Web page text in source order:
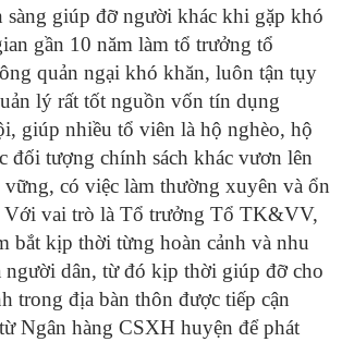
sàng giúp đỡ người khác khi gặp khó
gần 10 năm làm tổ trưởng tổ
quản ngại khó khăn, luôn tận tụy
lý rất tốt nguồn vốn tín dụng
giúp nhiều tổ viên là hộ nghèo, hộ
đối tượng chính sách khác vươn lên
vững, có việc làm thường xuyên và ổn
Với vai trò là Tổ trưởng Tổ TK&VV,
bắt kịp thời từng hoàn cảnh và nhu
người dân, từ đó kịp thời giúp đỡ cho
trong địa bàn thôn được tiếp cận
Ngân hàng CSXH huyện để phát